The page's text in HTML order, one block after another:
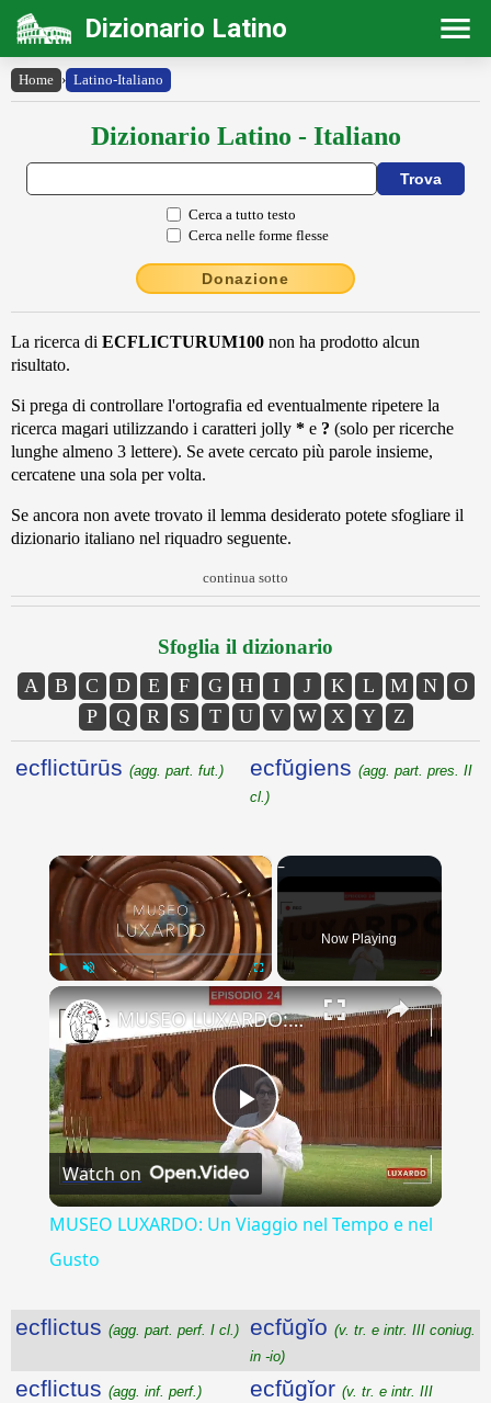
Dizionario Latino
Home › Latino-Italiano
Dizionario Latino - Italiano
Cerca a tutto testo
Cerca nelle forme flesse
Donazione
La ricerca di ECFLICTURUM100 non ha prodotto alcun
risultato.
Si prega di controllare l'ortografia ed eventualmente ripetere la
ricerca magari utilizzando i caratteri jolly * e ? (solo per ricerche
lunghe almeno 3 lettere). Se avete cercato più parole insieme,
cercatene una sola per volta.
Se ancora non avete trovato il lemma desiderato potete sfogliare il
dizionario italiano nel riquadro seguente.
continua sotto
Sfoglia il dizionario
A B C D E F G H I J K L M N
O
P
Q R S T U V W X Y Z
ecflictūrūs (agg. part. fut.) ecfŭgiens (agg. part. pres. II
cl.)
×
Fullscreen
Now Playing
×
Play
Video
MUSEO LUXARDO: Un Viaggio nel Tempo e nel Gusto
Watch on
MUSEO LUXARDO: Un Viaggio nel Tempo e nel
Gusto
ecflictus (agg. part. perf. I cl.) ecfŭgĭo (v. tr. e intr. III coniug.
in -io)
ecflictus (agg. inf. perf.) ecfŭgĭor (v. tr. e intr. III